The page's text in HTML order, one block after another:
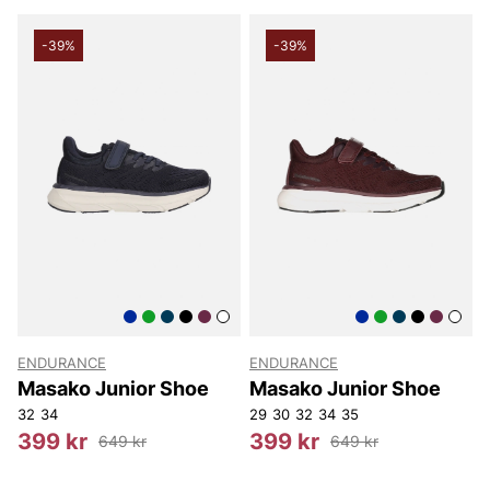
-39%
ENDURANCE
Masako Junior Shoe
32 34
399 kr 649 kr
-39%
ENDURANCE
Masako Junior Shoe
29 30 32 34 35
399 kr 649 kr